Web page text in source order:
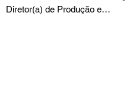
Diretor(a) de Produção e